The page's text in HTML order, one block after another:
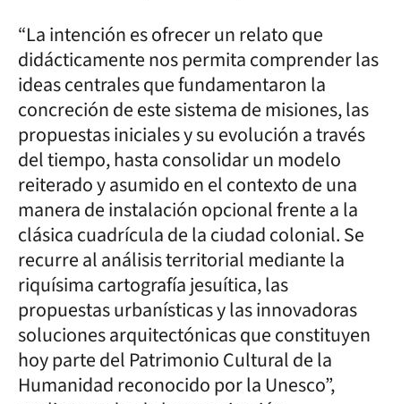
“La intención es ofrecer un relato que
didácticamente nos permita comprender las
ideas centrales que fundamentaron la
concreción de este sistema de misiones, las
propuestas iniciales y su evolución a través
del tiempo, hasta consolidar un modelo
reiterado y asumido en el contexto de una
manera de instalación opcional frente a la
clásica cuadrícula de la ciudad colonial. Se
recurre al análisis territorial mediante la
riquísima cartografía jesuítica, las
propuestas urbanísticas y las innovadoras
soluciones arquitectónicas que constituyen
hoy parte del Patrimonio Cultural de la
Humanidad reconocido por la Unesco”,